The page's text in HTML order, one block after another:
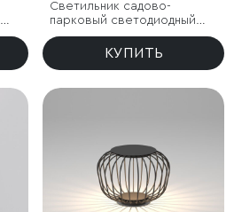
Светильник садово-
парковый светодиодный
Twinray 3000K
КУПИТЬ